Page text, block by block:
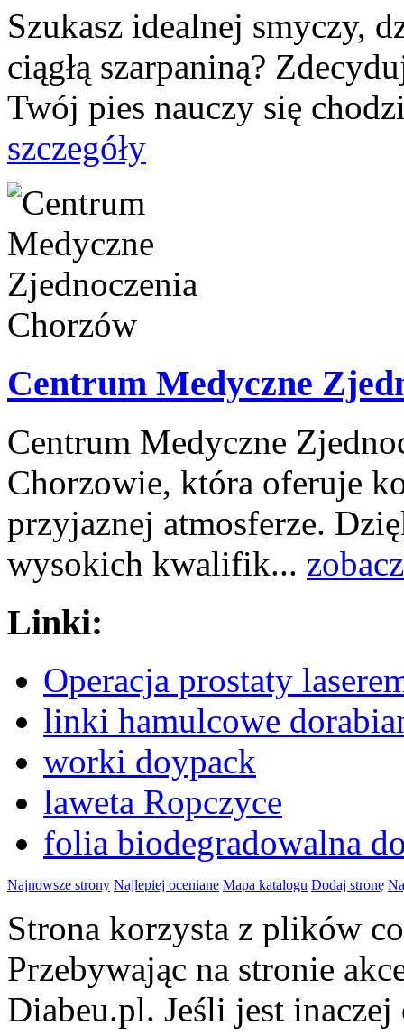
Szukasz idealnej smyczy,
ciągłą szarpaniną?
Twój pies nauczy się
szczegóły
Centrum Medyczne
Centrum Medyczne
Chorzowie, która oferuje
przyjaznej atmosferze.
wysokich kwalifik...
Linki:
Operacja prostaty
linki hamulcowe
worki doypack
laweta Ropczyce
folia biodegradowalna
Najnowsze strony Najlepiej oceniane Mapa katalogu Dodaj stronę
Strona korzysta z plików
Przebywając na stronie
Diabeu.pl. Jeśli jest inaczej